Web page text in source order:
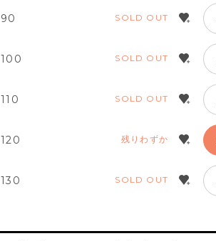
90 SOLD OUT
100 SOLD OUT
110 SOLD OUT
120 残りわずか
130 SOLD OUT